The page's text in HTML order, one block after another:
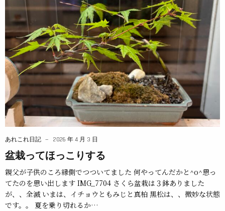
あれこれ日記 2026 年 4 月 3 日
盆栽ってほっこりする
親父が子供のころ縁側でつついてました 何やってんだかと^o^思っ
てたのを思い出します IMG_7704 さくら盆栽は３鉢ありました
が、、全滅 いまは、イチョウともみじと真柏 黒松は、、微妙な状態
です。。 夏を乗り切れるか…